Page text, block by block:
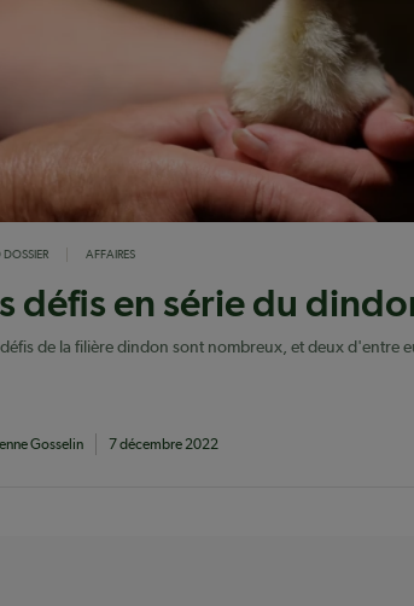
AFFAIRES
défis en série du
défis de la filière dindon sont nombreux, et deux d'entre
Gosselin 7 décembre 2022